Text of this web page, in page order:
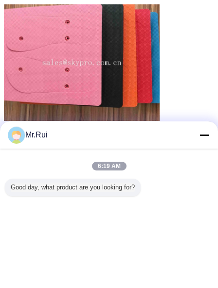
Umbauten: EVA-Sohlenblatt
Schaumgummiblätter
Erhalten Sie den besten Preis für
Mr.Rui
6:19 AM
Good day, what product are you looking for?